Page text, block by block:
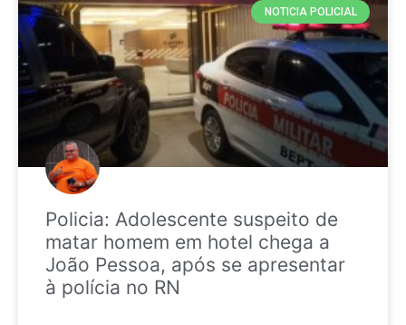
NOTICIA POLICIAL
Policia: Adolescente suspeito de
matar homem em hotel chega a
João Pessoa, após se apresentar
à polícia no RN